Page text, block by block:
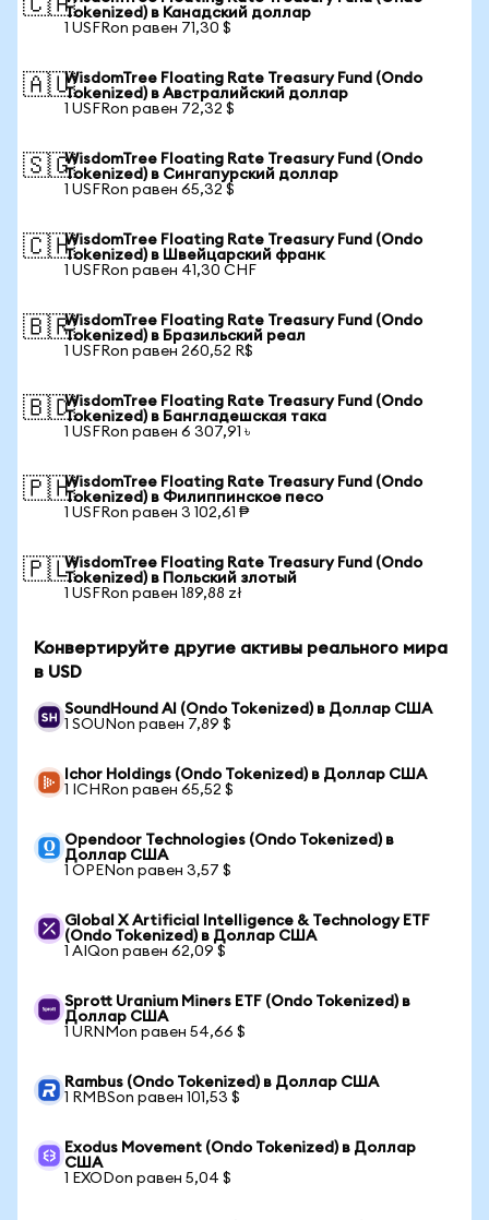
🇨🇦Tokenized) в Канадский доллар
1 USFRon равен 71,30 $
🇦🇺WisdomTree Floating Rate Treasury Fund (Ondo
Tokenized) в Австралийский доллар
1 USFRon равен 72,32 $
🇸🇬WisdomTree Floating Rate Treasury Fund (Ondo
Tokenized) в Сингапурский доллар
1 USFRon равен 65,32 $
🇨🇭WisdomTree Floating Rate Treasury Fund (Ondo
Tokenized) в Швейцарский франк
1 USFRon равен 41,30 CHF
🇧🇷WisdomTree Floating Rate Treasury Fund (Ondo
Tokenized) в Бразильский реал
1 USFRon равен 260,52 R$
🇧🇩WisdomTree Floating Rate Treasury Fund (Ondo
Tokenized) в Бангладешская така
1 USFRon равен 6 307,91 ৳
🇵🇭WisdomTree Floating Rate Treasury Fund (Ondo
Tokenized) в Филиппинское песо
1 USFRon равен 3 102,61 ₱
🇵🇱WisdomTree Floating Rate Treasury Fund (Ondo
Tokenized) в Польский злотый
1 USFRon равен 189,88 zł
Конвертируйте другие активы реального мира
в USD
SoundHound AI (Ondo Tokenized) в Доллар США
1 SOUNon равен 7,89 $
Ichor Holdings (Ondo Tokenized) в Доллар США
1 ICHRon равен 65,52 $
Opendoor Technologies (Ondo Tokenized) в
Доллар США
1 OPENon равен 3,57 $
Global X Artificial Intelligence & Technology ETF
(Ondo Tokenized) в Доллар США
1 AIQon равен 62,09 $
Sprott Uranium Miners ETF (Ondo Tokenized) в
Доллар США
1 URNMon равен 54,66 $
Rambus (Ondo Tokenized) в Доллар США
1 RMBSon равен 101,53 $
Exodus Movement (Ondo Tokenized) в Доллар
США
1 EXODon равен 5,04 $